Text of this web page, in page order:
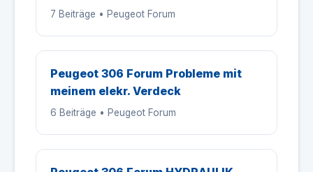
7 Beiträge • Peugeot Forum
Peugeot 306 Forum Probleme mit
meinem elekr. Verdeck
6 Beiträge • Peugeot Forum